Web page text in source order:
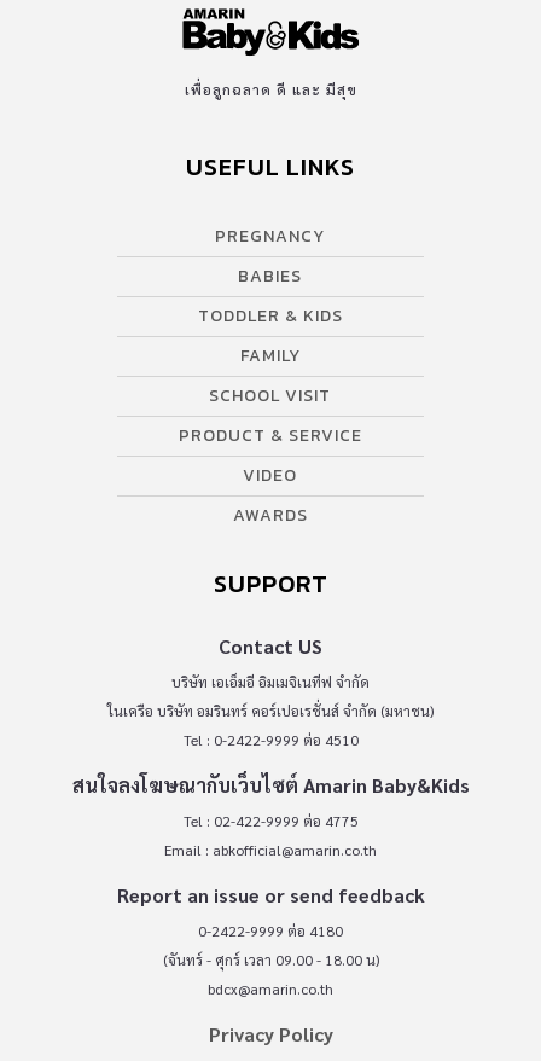
เพื่อลูกฉลาด ดี และ มีสุข
USEFUL LINKS
PREGNANCY
BABIES
TODDLER & KIDS
FAMILY
SCHOOL VISIT
PRODUCT & SERVICE
VIDEO
AWARDS
SUPPORT
Contact US
บริษัท เอเอ็มอี อิมเมจิเนทีฟ จำกัด
ในเครือ บริษัท อมรินทร์ คอร์เปอเรชั่นส์ จำกัด (มหาชน)
Tel : 0-2422-9999 ต่อ 4510
สนใจลงโฆษณากับเว็บไซต์ Amarin Baby&Kids
Tel : 02-422-9999 ต่อ 4775
Email : abkofficial@amarin.co.th
Report an issue or send feedback
0-2422-9999 ต่อ 4180
(จันทร์ - ศุกร์ เวลา 09.00 - 18.00 น)
bdcx@amarin.co.th
Privacy Policy